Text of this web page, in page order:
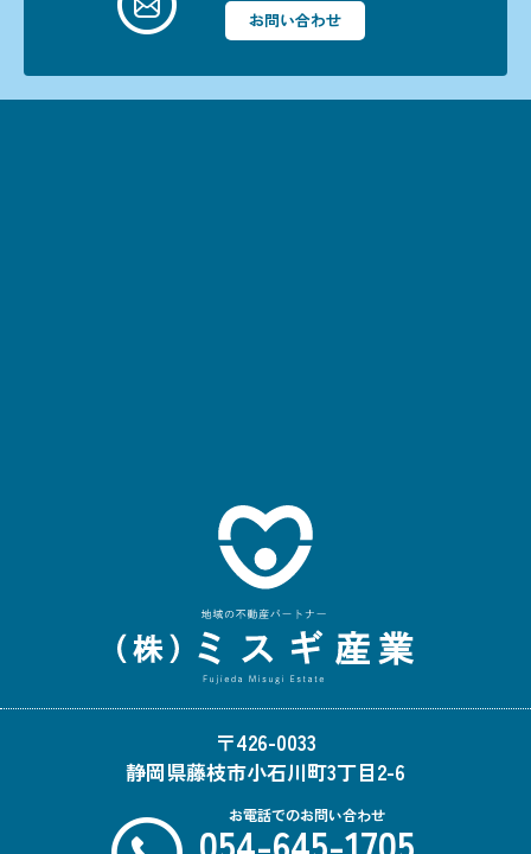
お問い合わせ
〒426-0033
静岡県藤枝市小石川町3丁目2-6
お電話でのお問い合わせ